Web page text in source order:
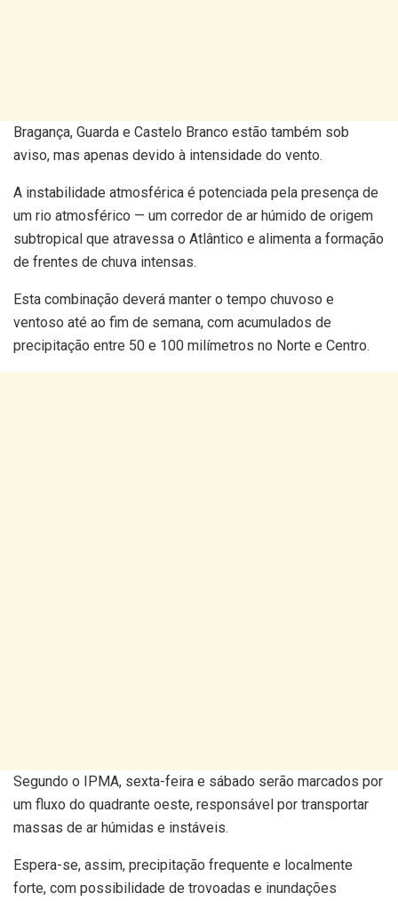
Bragança, Guarda e Castelo Branco estão também sob
aviso, mas apenas devido à intensidade do vento.
A instabilidade atmosférica é potenciada pela presença de
um rio atmosférico — um corredor de ar húmido de origem
subtropical que atravessa o Atlântico e alimenta a formação
de frentes de chuva intensas.
Esta combinação deverá manter o tempo chuvoso e
ventoso até ao fim de semana, com acumulados de
precipitação entre 50 e 100 milímetros no Norte e Centro.
Segundo o IPMA, sexta-feira e sábado serão marcados por
um fluxo do quadrante oeste, responsável por transportar
massas de ar húmidas e instáveis.
Espera-se, assim, precipitação frequente e localmente
forte, com possibilidade de trovoadas e inundações